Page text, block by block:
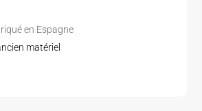
en Espagne
matériel